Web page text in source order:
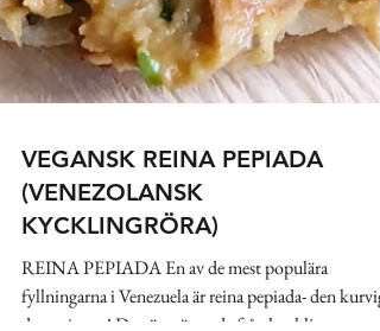
VEGANSK REINA PEPIADA
(VENEZOLANSK